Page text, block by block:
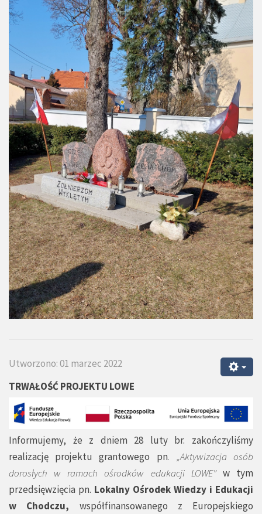
Utworzono: 01 marzec 2022
TRWAŁOŚĆ PROJEKTU LOWE
Informujemy, że z dniem 28 luty br. zakończyliśmy
realizację projektu grantowego pn. „Aktywizacja osób
dorosłych w ramach ośrodków edukacji LOWE”w tym
przedsięwzięcia pn. Lokalny Ośrodek Wiedzy i Edukacji
w Chodczu, współfinansowanego z Europejskiego